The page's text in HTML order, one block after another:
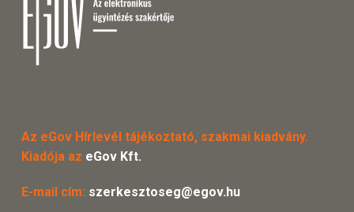
Az eGov Hírlevél tájékoztató, szakmai kiadvány.
Kiadója az eGov Kft.
E-mail cím: szerkesztoseg@egov.hu